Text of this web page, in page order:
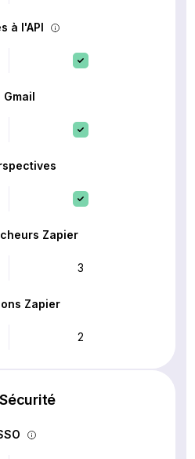
à l'API
Gmail
Zapier
3
Zapier
2
Sécurité